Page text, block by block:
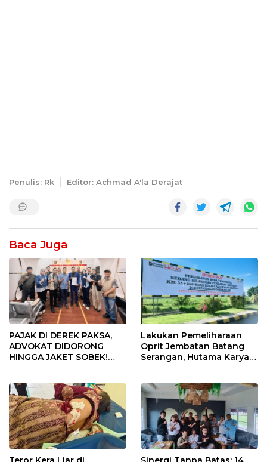
Penulis: Rk Editor: Achmad A'la Derajat
Baca Juga
PAJAK DI DEREK PAKSA,
ADVOKAT DIDORONG
HINGGA JAKET SOBEK!
Pekanbaru!
Lakukan Pemeliharaan
Oprit Jembatan Batang
Serangan, Hutama Karya